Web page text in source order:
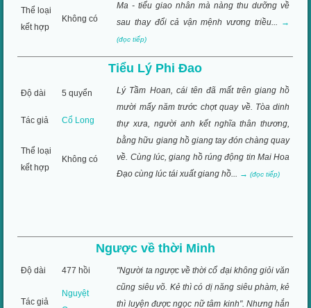
Ma - tiểu giao nhân mà nàng thu dưỡng về
sau thay đổi cả vận mệnh vương triều... →
(đọc tiếp)
Thể loại
kết hợp
Không có
Tiểu Lý Phi Đao
Độ dài 5 quyển
Lý Tầm Hoan, cái tên đã mất trên giang hồ
mười mấy năm trước chợt quay về. Tòa dinh
thự xưa, người anh kết nghĩa thân thương,
bằng hữu giang hồ giang tay đón chàng quay
về. Cùng lúc, giang hồ rúng động tin Mai Hoa
Đạo cùng lúc tái xuất giang hồ... →(đọc tiếp)
Tác giả Cổ Long
Thể loại
kết hợp
Không có
Ngược về thời Minh
Độ dài 477 hồi
"Người ta ngược về thời cổ đại không giỏi văn
cũng siêu võ. Kẻ thì có dị năng siêu phàm, kẻ
thì luyện được ngọc nữ tâm kinh". Nhưng hắn
Tác giả
Nguyệt